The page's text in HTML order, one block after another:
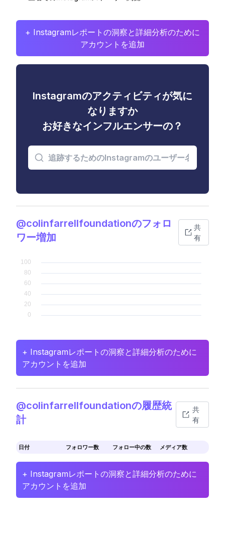
+ Instagramレポートの洞察と詳細分析のために
アカウントを追加
Instagramのアクティビティが気に
なりますか
お好きなインフルエンサーの？
@colinfarrellfoundationのフォロ
ワー増加
共
有
+ Instagramレポートの洞察と詳細分析のために
アカウントを追加
@colinfarrellfoundationの履歴統
計
共
有
日付 フォロワー数 フォロー中の数 メディア数
+ Instagramレポートの洞察と詳細分析のために
アカウントを追加